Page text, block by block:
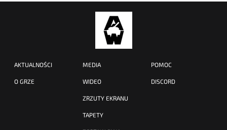
AKTUALNOŚCI
O GRZE
MEDIA
WIDEO
ZRZUTY EKRANU
TAPETY
POMOC
DISCORD